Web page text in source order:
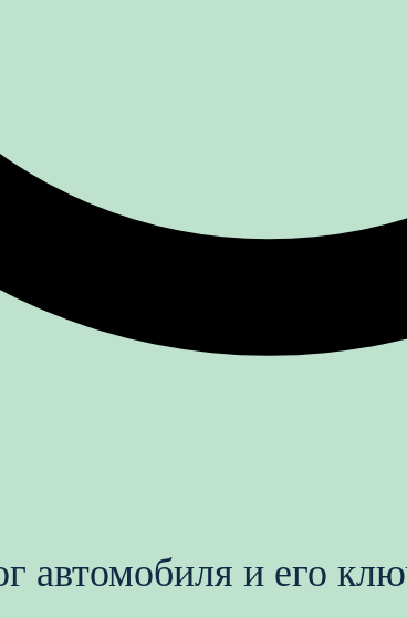
автомобиля и его